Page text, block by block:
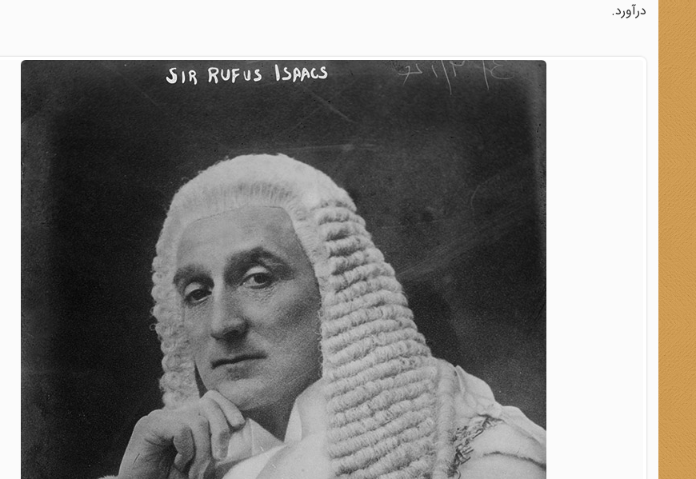
درآورد.